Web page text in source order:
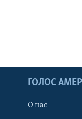
ГОЛОС
О нас